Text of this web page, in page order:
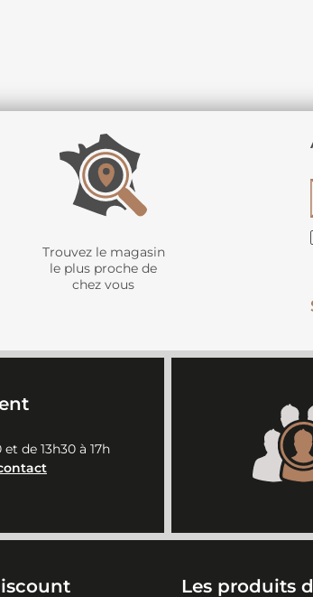
Trouvez le magasin
le plus proche de
chez vous
de 13h30 à 17h
Les produits